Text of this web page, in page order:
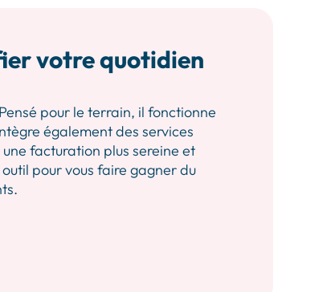
votre quotidien
pour le terrain, il fonctionne
également des services
facturation plus sereine et
pour vous faire gagner du